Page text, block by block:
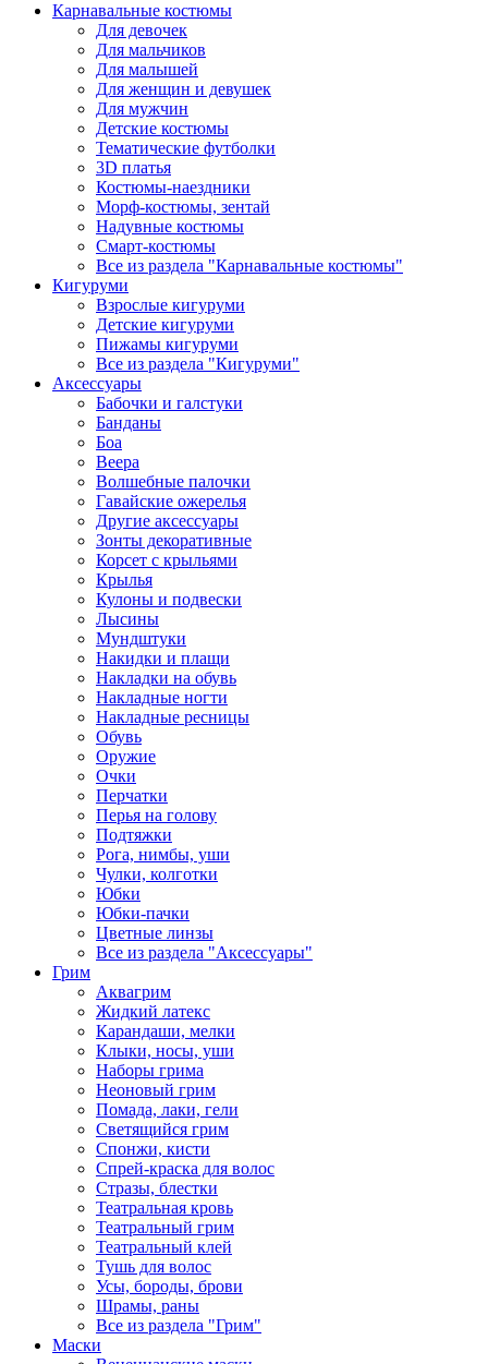
Карнавальные костюмы
Для девочек
Для мальчиков
Для малышей
Для женщин и девушек
Для мужчин
Детские костюмы
Тематические футболки
3D платья
Костюмы-наездники
Морф-костюмы, зентай
Надувные костюмы
Смарт-костюмы
Все из раздела "Карнавальные костюмы"
Кигуруми
Взрослые кигуруми
Детские кигуруми
Пижамы кигуруми
Все из раздела "Кигуруми"
Аксессуары
Бабочки и галстуки
Банданы
Боа
Веера
Волшебные палочки
Гавайские ожерелья
Другие аксессуары
Зонты декоративные
Корсет с крыльями
Крылья
Кулоны и подвески
Лысины
Мундштуки
Накидки и плащи
Накладки на обувь
Накладные ногти
Накладные ресницы
Обувь
Оружие
Очки
Перчатки
Перья на голову
Подтяжки
Рога, нимбы, уши
Чулки, колготки
Юбки
Юбки-пачки
Цветные линзы
Все из раздела "Аксессуары"
Грим
Аквагрим
Жидкий латекс
Карандаши, мелки
Клыки, носы, уши
Наборы грима
Неоновый грим
Помада, лаки, гели
Светящийся грим
Спонжи, кисти
Спрей-краска для волос
Стразы, блестки
Театральная кровь
Театральный грим
Театральный клей
Тушь для волос
Усы, бороды, брови
Шрамы, раны
Все из раздела "Грим"
Маски